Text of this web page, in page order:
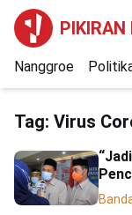
PIKIRAN
Nanggroe
Tag: Virus